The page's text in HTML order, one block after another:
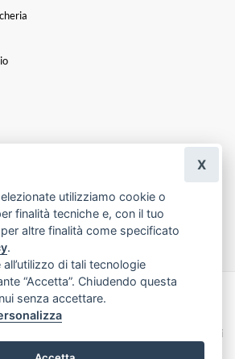
- Realizzazione Siti ecommerce per Fioristi
Termini e Condizioni
utilizziamo cookie o
finalità tecniche e, con il tuo
altre finalità come specificato
.
di tali tecnologie
“Accetta”. Chiudendo questa
senza accettare.
X